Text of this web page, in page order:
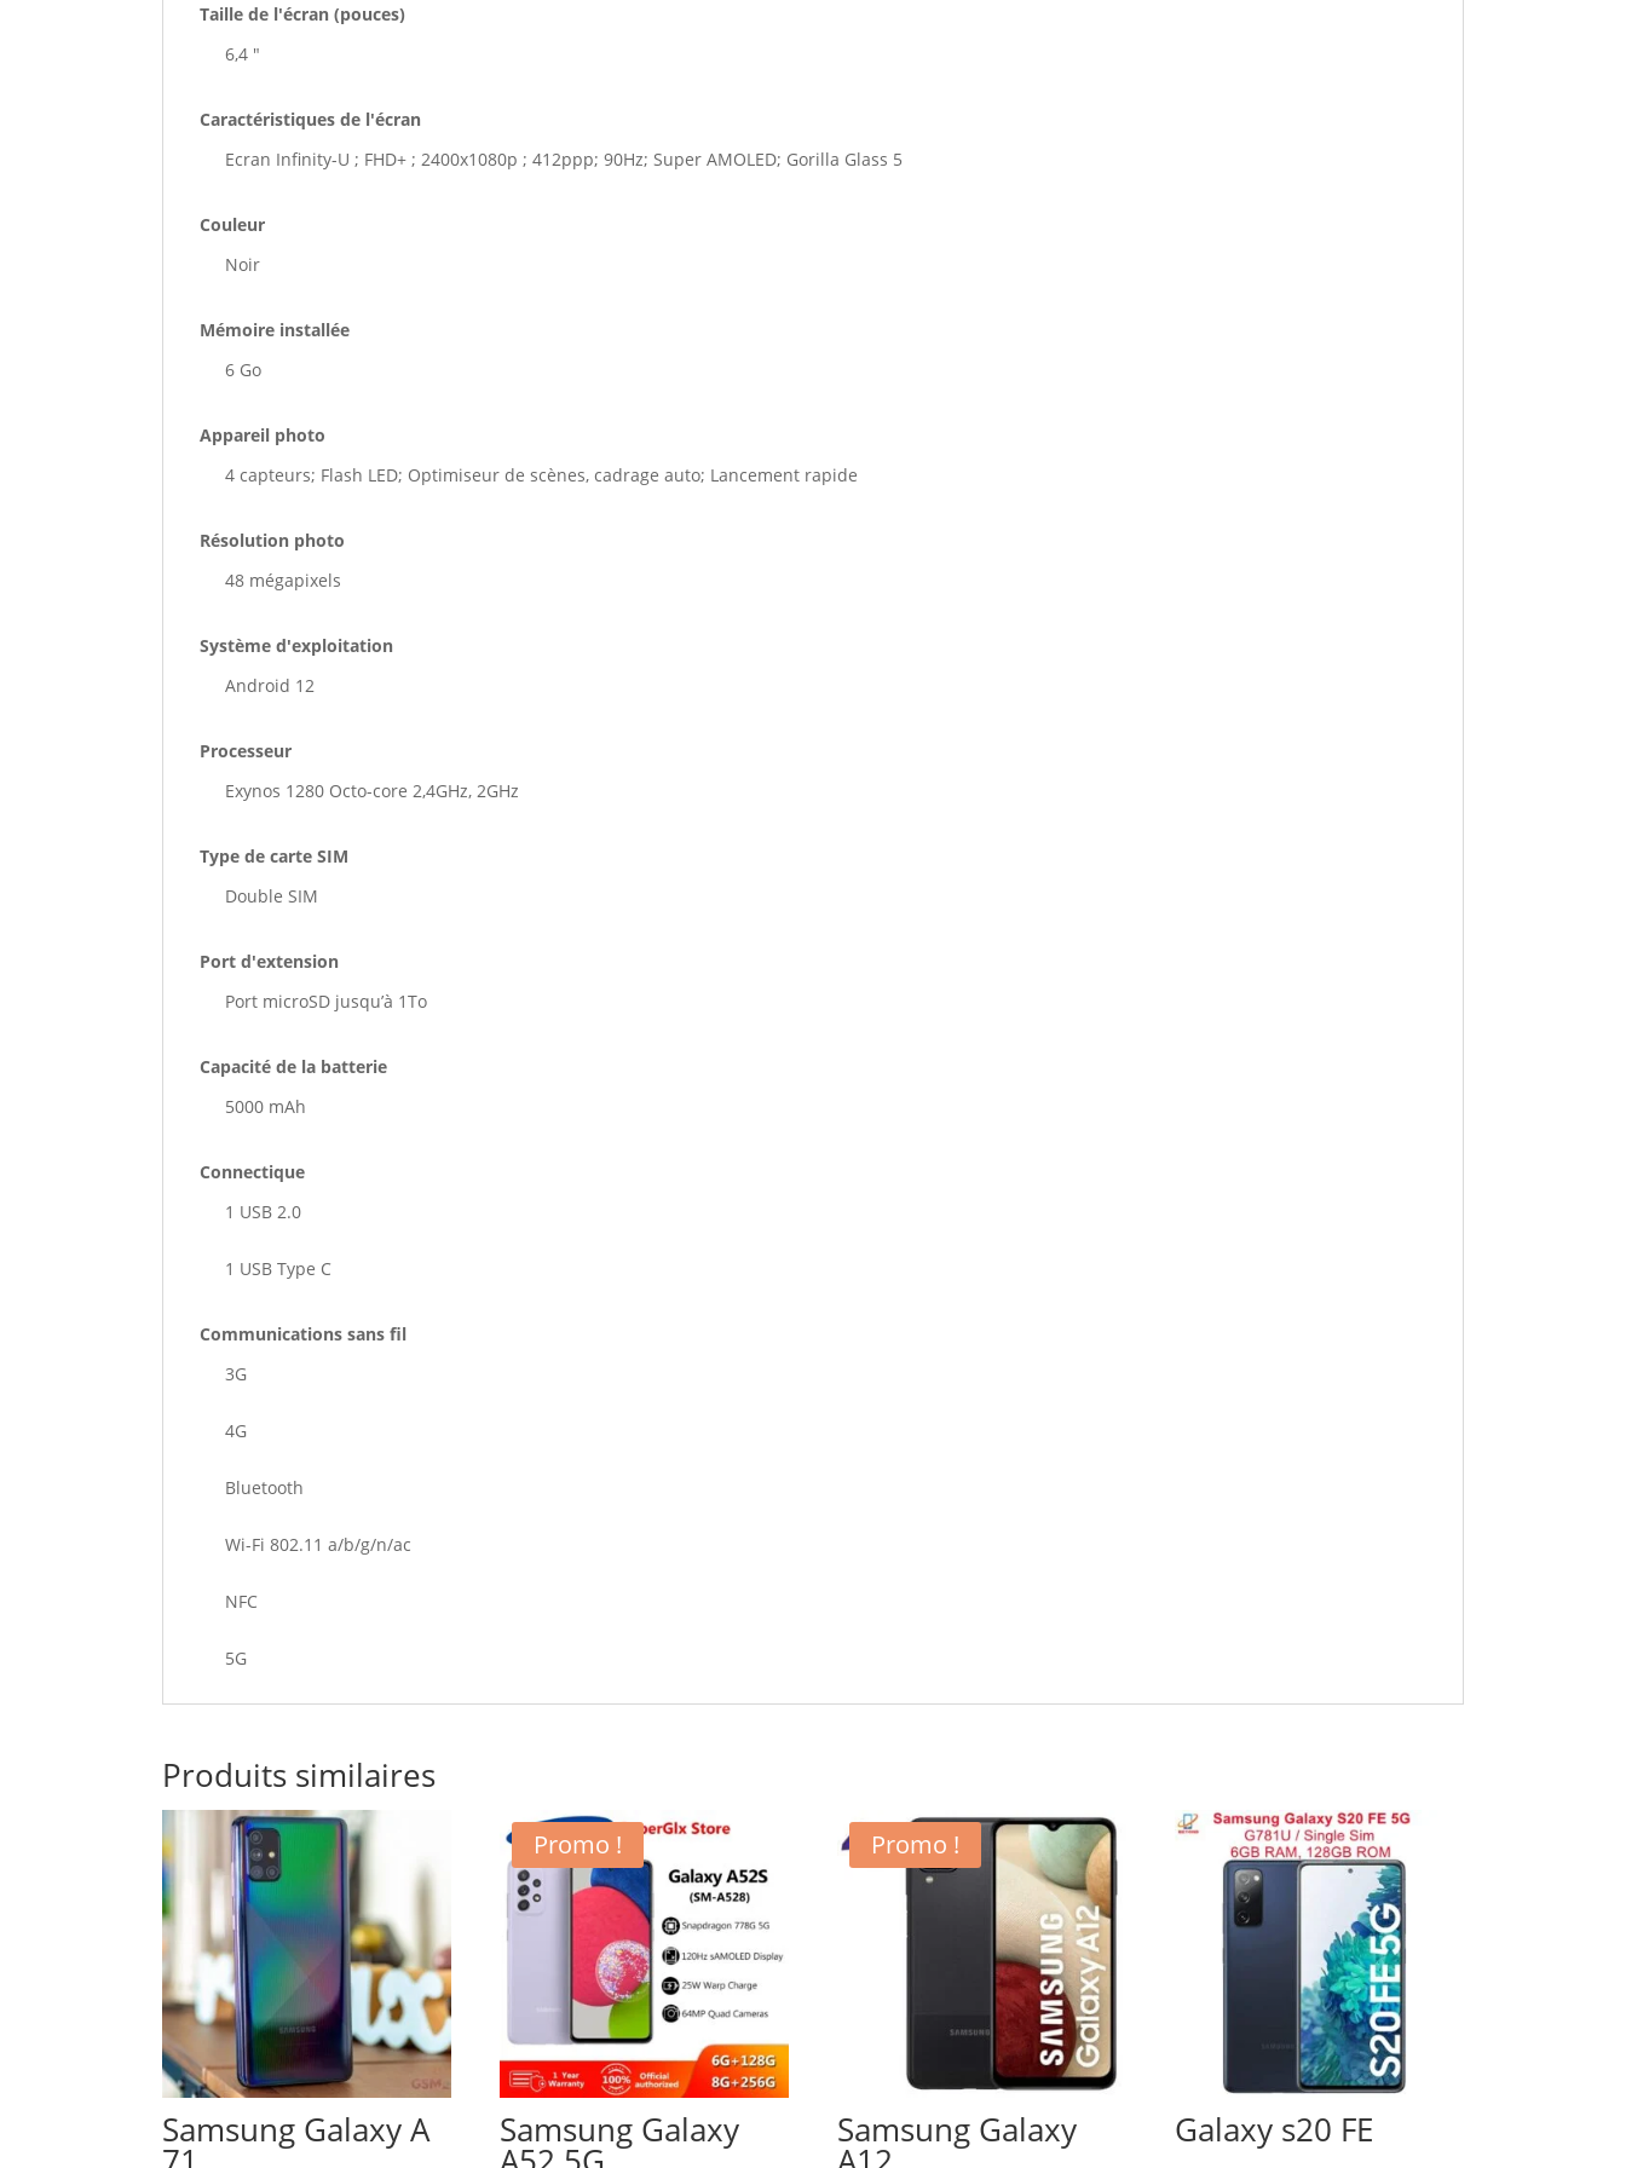
Taille de l'écran (pouces)
6,4 "
Caractéristiques de l'écran
Ecran Infinity-U ; FHD+ ; 2400x1080p ; 412ppp; 90Hz; Super AMOLED; Gorilla Glass 5
Couleur
Noir
Mémoire installée
6 Go
Appareil photo
4 capteurs; Flash LED; Optimiseur de scènes, cadrage auto; Lancement rapide
Résolution photo
48 mégapixels
Système d'exploitation
Android 12
Processeur
Exynos 1280 Octo-core 2,4GHz, 2GHz
Type de carte SIM
Double SIM
Port d'extension
Port microSD jusqu’à 1To
Capacité de la batterie
5000 mAh
Connectique
1 USB 2.0
1 USB Type C
Communications sans fil
3G
4G
Bluetooth
Wi-Fi 802.11 a/b/g/n/ac
NFC
5G
Produits similaires
Samsung Galaxy A
Promo !
Samsung Galaxy
Promo !
Samsung Galaxy Galaxy s20 FE